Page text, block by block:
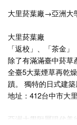
大里菸葉廠→亞洲
大里菸葉廠
「返校」、「茶金」
除了有滿滿臺中菸草
全臺5大葉煙草再乾
蹟。 獨特的日式建
地址：412台中市大
亞洲大學附屬現代美